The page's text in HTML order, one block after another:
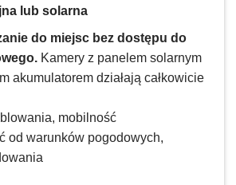
lub solarna
do miejsc bez dostępu do
Kamery z panelem solarnym
akumulatorem działają całkowicie
mobilność
od warunków pogodowych,